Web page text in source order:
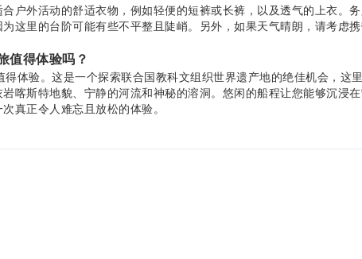
户外活动的舒适衣物，例如轻便的短裤或长裤，以及透气的上衣。
这里的台阶可能有些不平整且陡峭。另外，如果天气晴朗，请考虑
值得体验吗？
体验。这是一个探索联合国教科文组织世界遗产地的绝佳机会，这
喀斯特地貌、宁静的河流和神秘的溶洞。悠闲的船程让您能够沉浸
真正令人难忘且放松的体验。
路线吗？
客可以根据自己的兴趣和时间来选择。所有路线都能提供壮丽的景色